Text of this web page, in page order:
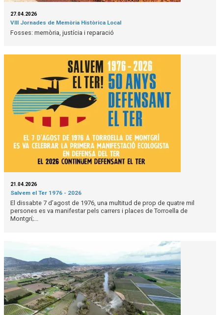
27.04.2026
VIII Jornades de Memòria Històrica Local
Fosses: memòria, justícia i reparació
21.04.2026
Salvem el Ter 1976 - 2026
El dissabte 7 d’agost de 1976, una multitud de prop de quatre mil
persones es va manifestar pels carrers i places de Torroella de
Montgrí;...